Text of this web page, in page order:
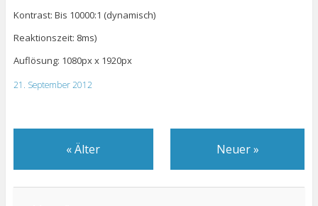
Kontrast: Bis 10000:1 (dynamisch)
Reaktionszeit: 8ms)
Auflösung: 1080px x 1920px
21. September 2012
«Älter Neuer»